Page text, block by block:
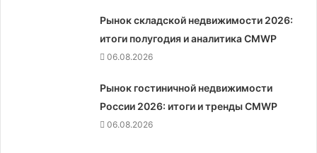
Рынок складской недвижимости 2026:
итоги полугодия и аналитика CMWP
06.08.2026
Рынок гостиничной недвижимости
России 2026: итоги и тренды CMWP
06.08.2026